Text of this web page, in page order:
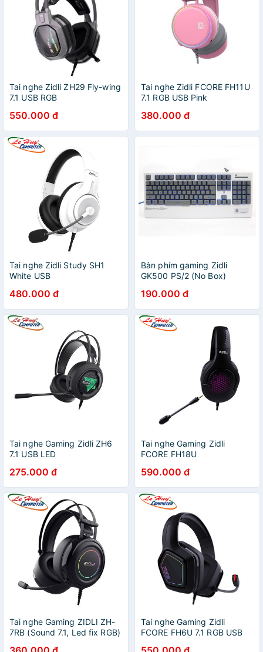
Tai nghe Zidli ZH29 Fly-wing
7.1 USB RGB
550.000 đ
Tai nghe Zidli FCORE FH11U
7.1 RGB USB Pink
380.000 đ
Tai nghe Zidli Study SH1
White USB
480.000 đ
Bàn phím gaming Zidli
GK500 PS/2 (No Box)
190.000 đ
Tai nghe Gaming Zidli ZH6
7.1 USB LED
275.000 đ
Tai nghe Gaming Zidli
FCORE FH18U
590.000 đ
Tai nghe Gaming ZIDLI ZH-
7RB (Sound 7.1, Led fix RGB)
Tai nghe Gaming Zidli
FCORE FH6U 7.1 RGB USB